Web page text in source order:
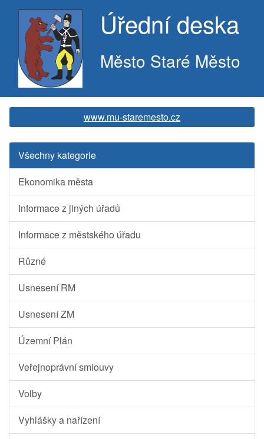
Úřední deska
Město Staré Město
www.mu-staremesto.cz
Všechny kategorie
Ekonomika města
Informace z jiných úřadů
Informace z městského úřadu
Různé
Usnesení RM
Usnesení ZM
Územní Plán
Veřejnoprávní smlouvy
Volby
Vyhlášky a nařízení